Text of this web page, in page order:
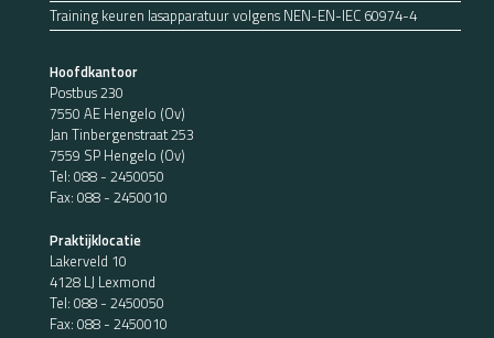
Training keuren lasapparatuur volgens NEN-EN-IEC 60974-4
Hoofdkantoor
Postbus 230
7550 AE Hengelo (Ov)
Jan Tinbergenstraat 253
7559 SP Hengelo (Ov)
Tel: 088 - 2450050
Fax: 088 - 2450010
Praktijklocatie
Lakerveld 10
4128 LJ Lexmond
Tel: 088 - 2450050
Fax: 088 - 2450010